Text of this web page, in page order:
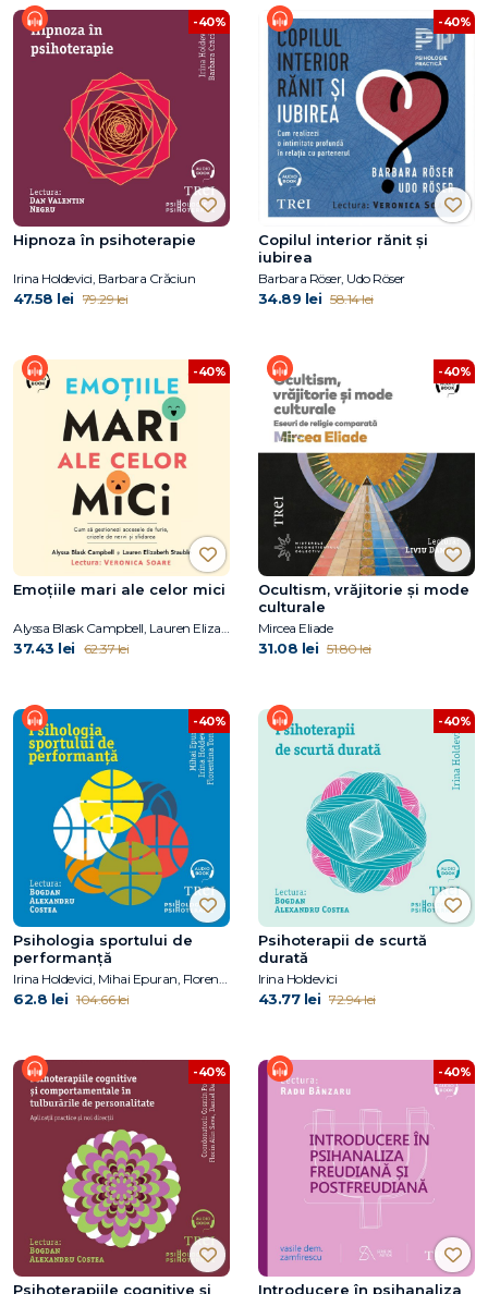
-40%
Hipnoza în psihoterapie
Irina Holdevici, Barbara Crăciun
47.58 lei 79.29 lei
-40%
Copilul interior rănit și
iubirea
Barbara Röser, Udo Röser
34.89 lei 58.14 lei
-40%
Emoțiile mari ale celor mici
Alyssa Blask Campbell, Lauren Elizabeth Stauble
37.43 lei 62.37 lei
-40%
Ocultism, vrăjitorie și mode
culturale
Mircea Eliade
31.08 lei 51.80 lei
-40%
Psihologia sportului de
performanță
62.8 lei 104.66 lei
-40%
Psihoterapii de scurtă
durată
Irina Holdevici
43.77 lei 72.94 lei
-40%
Psihoterapiile cognitive și
-40%
Introducere în psihanaliza